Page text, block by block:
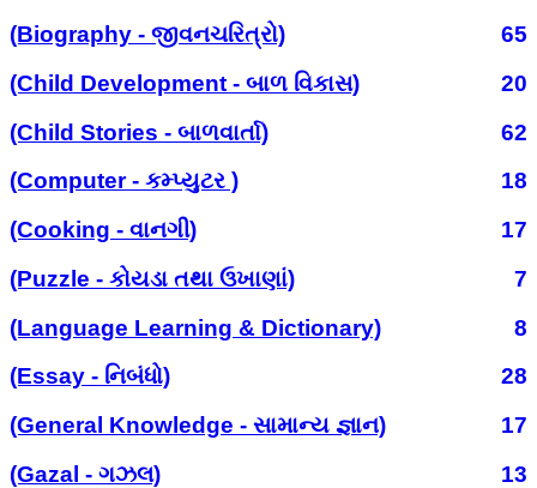
(Biography - જીવનચરિત્રો)
65
(Child Development - બાળ વિકાસ)
20
(Child Stories - બાળવાર્તા)
62
(Computer - કમ્પ્યુટર )
18
(Cooking - વાનગી)
17
(Puzzle - કોયડા તથા ઉખાણાં)
7
(Language Learning & Dictionary)
8
(Essay - નિબંધો)
28
(General Knowledge - સામાન્ય જ્ઞાન)
17
(Gazal - ગઝલ)
13